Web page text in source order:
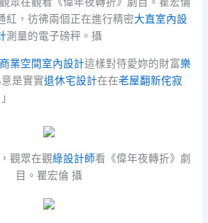
紅，彷彿兩個正在進行精密大直室內設
測量的電子磅秤。攝
商業空間室內設計這樣對待愛妳的財富樂
意是實實退休宅設計在在老屋翻新侘寂
觀眾在觀綠設計師看《偉年夜轉折》劇
目。瞿宏倫 攝